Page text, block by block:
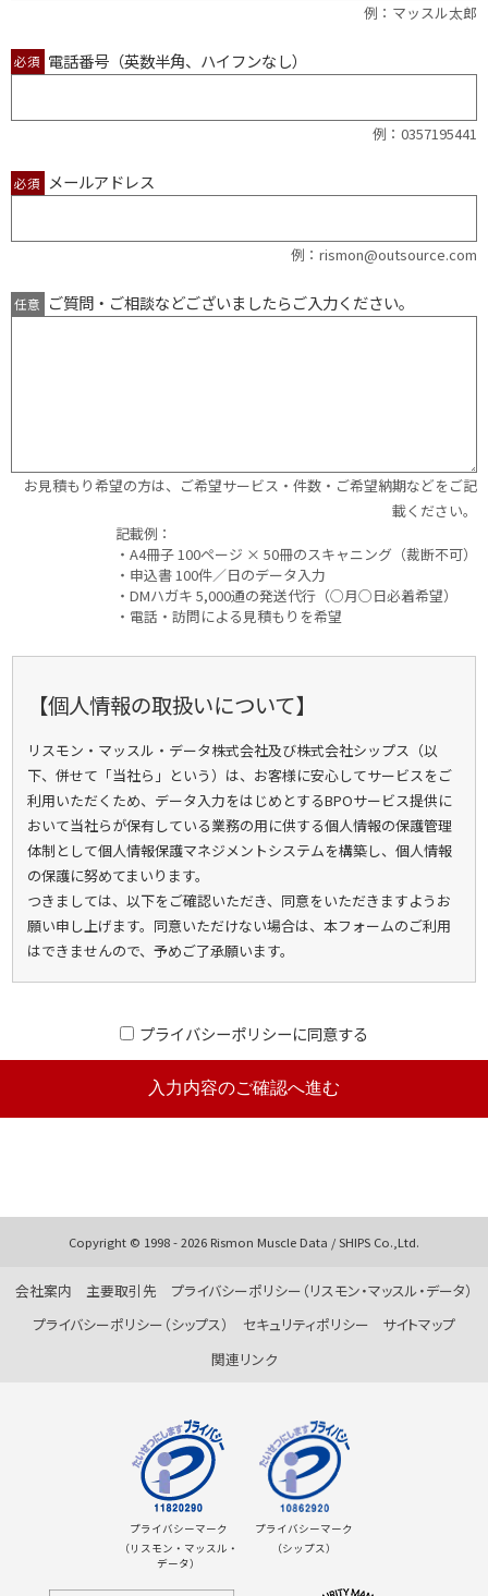
例：マッスル太郎
必須 電話番号（英数半角、ハイフンなし）
例：0357195441
必須 メールアドレス
例：rismon@outsource.com
任意 ご質問・ご相談などございましたらご入力ください。
お見積もり希望の方は、ご希望サービス・件数・ご希望納期などをご記
載ください。
記載例：
・A4冊子 100ページ × 50冊のスキャニング（裁断不可）
・申込書 100件／日のデータ入力
・DMハガキ 5,000通の発送代行（○月○日必着希望）
・電話・訪問による見積もりを希望
【個人情報の取扱いについて】
リスモン・マッスル・データ株式会社及び株式会社シップス（以
下、併せて「当社ら」という）は、お客様に安心してサービスをご
利用いただくため、データ入力をはじめとするBPOサービス提供に
おいて当社らが保有している業務の用に供する個人情報の保護管理
体制として個人情報保護マネジメントシステムを構築し、個人情報
の保護に努めてまいります。
つきましては、以下をご確認いただき、同意をいただきますようお
願い申し上げます。同意いただけない場合は、本フォームのご利用
はできませんので、予めご了承願います。
当社らは、収集した個人情報について、以下の目的で個人情報を利
用させて頂くことがございます。
関連会社（以下、「当社グループ」という）（下記3の「共同利用す
る者の範囲」に記載する全ての会社を意味する。以下同様。）の新
（4）当社グループへの各種お問い合わせ、資料請求等に関する対応
当社らサービス利用に際して当社らに個人情報を提供されることは
任意ですが、必要な情報が提供されていない場合、もしくは提供さ
3．当社グループにおける共同利用
当社らは、会員様、お取引先様の個人情報を、上記の利用目的のた
め以下のとおり当社グループ内で共同利用いたします。この場合に
は、当社らが当該情報の管理についての責任を負います。
用する
リスクモンスター株式会社並びにその子会社（外国
含む）及び関連会社
プライバシーポリシーに同意する
Copyright © 1998 -2026 Rismon Muscle Data / SHIPS Co.,Ltd.
会社案内 主要取引先
プライバシーポリシー（リスモン・マッスル・データ）
プライバシーポリシー（シップス）
セキュリティポリシー
サイトマップ
関連リンク
プライバシーマーク
（リスモン・マッスル・
データ）
プライバシーマーク
（シップス）